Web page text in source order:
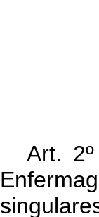
Art.